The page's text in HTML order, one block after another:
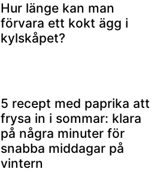
Hur länge kan man
förvara ett kokt ägg i
kylskåpet?
5 recept med paprika att
frysa in i sommar: klara
på några minuter för
snabba middagar på
vintern